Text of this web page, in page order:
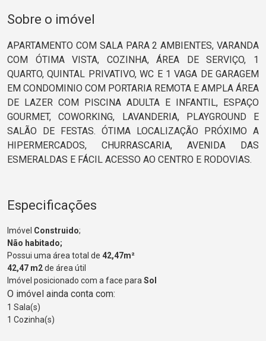
Sobre o imóvel
APARTAMENTO COM SALA PARA 2 AMBIENTES, VARANDA
COM ÓTIMA VISTA, COZINHA, ÁREA DE SERVIÇO, 1
QUARTO, QUINTAL PRIVATIVO, WC E 1 VAGA DE GARAGEM
EM CONDOMINIO COM PORTARIA REMOTA E AMPLA ÁREA
DE LAZER COM PISCINA ADULTA E INFANTIL, ESPAÇO
GOURMET, COWORKING, LAVANDERIA, PLAYGROUND E
SALÃO DE FESTAS. ÓTIMA LOCALIZAÇÃO PRÓXIMO A
HIPERMERCADOS, CHURRASCARIA, AVENIDA DAS
ESMERALDAS E FÁCIL ACESSO AO CENTRO E RODOVIAS.
Especificações
Imóvel Construido;
Não habitado;
Possui uma área total de 42,47m²
42,47 m2de área útil
Imóvel posicionado com a face para Sol
O imóvel ainda conta com:
1 Sala(s)
1 Cozinha(s)